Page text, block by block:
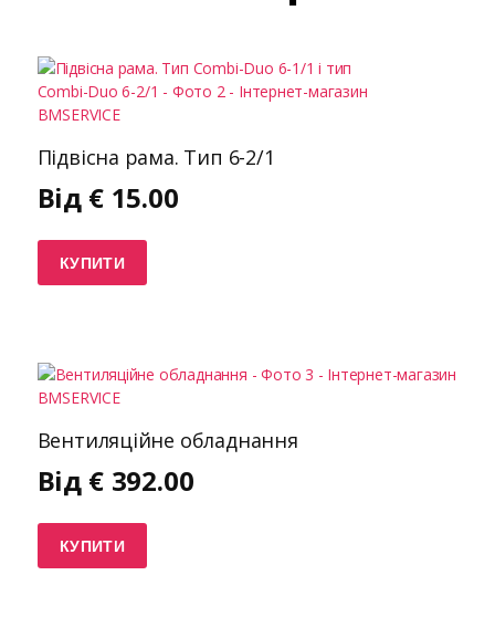
Підвісна рама. Тип 6-2/1
Від € 15.00
КУПИТИ
Вентиляційне обладнання
Від € 392.00
КУПИТИ